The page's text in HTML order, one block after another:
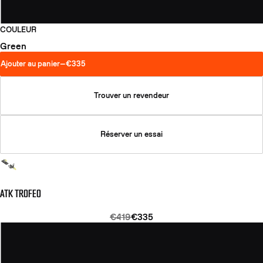
COULEUR
Green
Ajouter au panier—€335
Trouver un revendeur
Réserver un essai
ATK TROFEO
€419€335